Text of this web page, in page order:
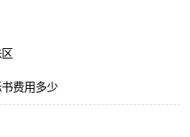
费用多少